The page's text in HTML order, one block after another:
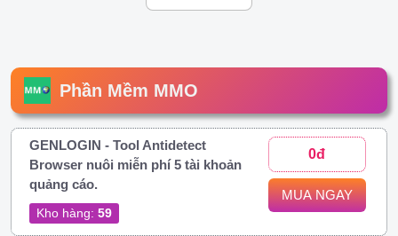
Phần Mềm MMO
GENLOGIN - Tool Antidetect
Browser nuôi miễn phí 5 tài khoản
quảng cáo.
Kho hàng: 59
0đ
MUA NGAY